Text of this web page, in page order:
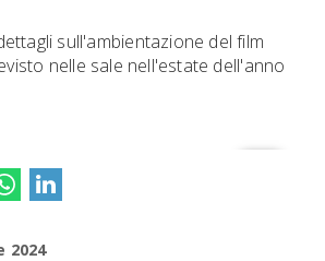
sull'ambientazione del film
nelle sale nell'estate dell'anno
2024